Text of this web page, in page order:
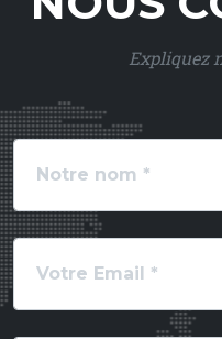
Expliquez